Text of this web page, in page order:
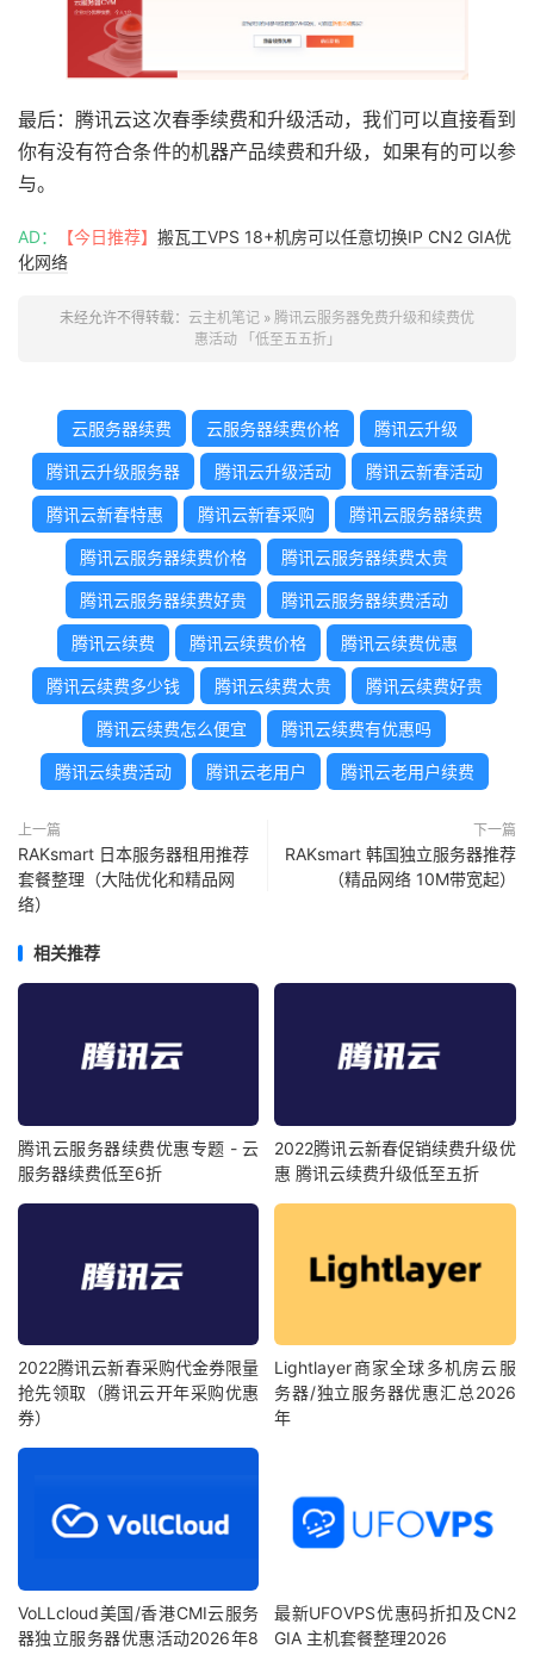
最后：腾讯云这次春季续费和升级活动，我们可以直接看到
你有没有符合条件的机器产品续费和升级，如果有的可以参
与。
AD： 【今日推荐】 搬瓦工VPS 18+机房可以任意切换IP CN2 GIA优
化网络
未经允许不得转载： 云主机笔记 » 腾讯云服务器免费升级和续费优
惠活动 「低至五五折」
云服务器续费 云服务器续费价格 腾讯云升级
腾讯云升级服务器 腾讯云升级活动 腾讯云新春活动
腾讯云新春特惠 腾讯云新春采购 腾讯云服务器续费
腾讯云服务器续费价格 腾讯云服务器续费太贵
腾讯云服务器续费好贵 腾讯云服务器续费活动
腾讯云续费 腾讯云续费价格 腾讯云续费优惠
腾讯云续费多少钱 腾讯云续费太贵 腾讯云续费好贵
腾讯云续费怎么便宜 腾讯云续费有优惠吗
腾讯云续费活动 腾讯云老用户 腾讯云老用户续费
上一篇
RAKsmart 日本服务器租用推荐
套餐整理（大陆优化和精品网
络）
下一篇
RAKsmart 韩国独立服务器推荐
（精品网络 10M带宽起）
相关推荐
腾讯云服务器续费优惠专题 - 云
服务器续费低至6折
2022腾讯云新春促销续费升级优
惠 腾讯云续费升级低至五折
2022腾讯云新春采购代金券限量
抢先领取（腾讯云开年采购优惠
券）
Lightlayer商家全球多机房云服
务器/独立服务器优惠汇总2026
年
VoLLcloud美国/香港CMI云服务
器独立服务器优惠活动2026年8
最新UFOVPS优惠码折扣及CN2
GIA 主机套餐整理2026